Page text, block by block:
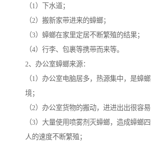
（1）下水道；
（2）搬新家带进来的蟑螂；
（3）蟑螂在家里定居不断繁殖的结果；
（4）行李、包裹等携带而来等。
2、办公室蟑螂来源：
（1）办公室电脑居多，热源集中，是蟑
境；
（2）办公室货物的搬动，进进出出很容易
（3）大量使用喷雾剂灭蟑螂，造成蟑螂
人的速度不断繁殖；